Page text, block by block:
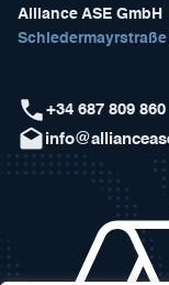
Alliance ASE GmbH
+34 687 809 860